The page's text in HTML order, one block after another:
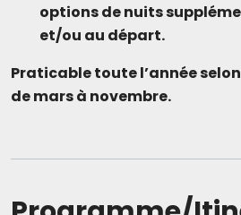
options de nuits
et/ou au départ.
Praticable toute l’année
de mars à novembre.